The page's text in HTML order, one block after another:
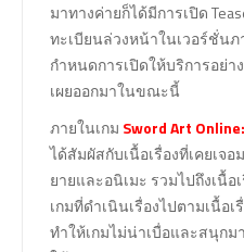
มาทางค่ายก็ได้มีการเปิด
ทะเบียนล่วงหน้าในเวอร์ชั่น
กำหนดการเปิดให้บริการอย่า
เผยออกมาในขณะนี้
ภายในเกม Sword Art
ได้สัมผัสกับเนื้อเรื่องที่เคยเจ
ยายและอนิเมะ รวมไปถึงเนื้
เกมที่ดำเนินเรื่องไปตามเนื้อ
ทำให้เกมไม่น่าเบื่อและสนุก